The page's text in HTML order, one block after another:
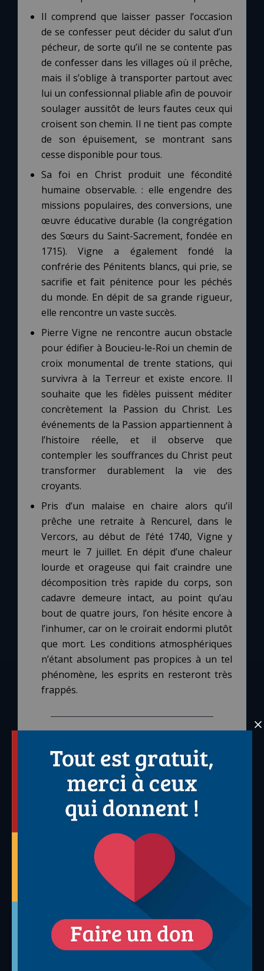
Il comprend que laisser passer l’occasion
de se confesser peut décider du salut d’un
pécheur, de sorte qu’il ne se contente pas
de confesser dans les villages où il prêche,
mais il s’oblige à transporter partout avec
lui un confessionnal pliable afin de pouvoir
soulager aussitôt de leurs fautes ceux qui
croisent son chemin. Il ne tient pas compte
de son épuisement, se montrant sans
cesse disponible pour tous.
Sa foi en Christ produit une fécondité
humaine observable. : elle engendre des
missions populaires, des conversions, une
œuvre éducative durable (la congrégation
des Sœurs du Saint-Sacrement, fondée en
1715). Vigne a également fondé la
confrérie des Pénitents blancs, qui prie, se
sacrifie et fait pénitence pour les péchés
du monde. En dépit de sa grande rigueur,
elle rencontre un vaste succès.
Pierre Vigne ne rencontre aucun obstacle
pour édifier à Boucieu-le-Roi un chemin de
croix monumental de trente stations, qui
survivra à la Terreur et existe encore. Il
souhaite que les fidèles puissent méditer
concrètement la Passion du Christ. Les
événements de la Passion appartiennent à
l’histoire réelle, et il observe que
contempler les souffrances du Christ peut
transformer durablement la vie des
croyants.
Pris d’un malaise en chaire alors qu’il
prêche une retraite à Rencurel, dans le
Vercors, au début de l’été 1740, Vigne y
meurt le 7 juillet. En dépit d’une chaleur
lourde et orageuse qui fait craindre une
décomposition très rapide du corps, son
cadavre demeure intact, au point qu’au
bout de quatre jours, l’on hésite encore à
l’inhumer, car on le croirait endormi plutôt
que mort. Les conditions atmosphériques
n’étant absolument pas propices à un tel
phénomène, les esprits en resteront très
frappés.
La légende s’est tôt emparée de la
personnalité du missionnaire, donnant lieu à
des anecdotes fausses mais révélatrices.
Ainsi, bien qu’il soit né le 20 août 1670 à
Privas, en Ardèche, dans une famille
parfaitement catholique, certains le
prétendront d’origine protestante et
converti à l’adolescence par un miracle
eucharistique, son cheval l’ayant désarçonné
un jour qu’il refusait de mettre pied à terre
pour laisser passer le saint sacrement. Cette
anecdote, directement inspirée par d’autres